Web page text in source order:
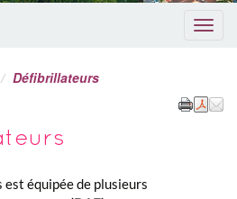
Menu
Défibrillateurs
est équipée de plusieurs